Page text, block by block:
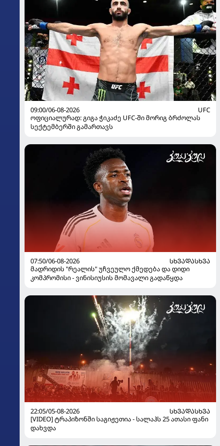
09:00/06-08-2026
UFC
ოფიციალურად: გიგა ჭიკაძე UFC-ში მორიგ ბრძოლას
სექტემბერში გამართავს
07:50/06-08-2026
ᲡᲮᲕᲐᲓᲐᲡᲮᲕᲐ
მადრიდის "რეალის" უჩვეულო ქმედება და დიდი
კომპრომისი - ვინისიუსის მომავალი გადაწყდა
22:05/05-08-2026
ᲡᲮᲕᲐᲓᲐᲡᲮᲕᲐ
[VIDEO] ტრაპიზონში საგიჟეთია - სალაჰს 25 ათასი ფანი
დახვდა